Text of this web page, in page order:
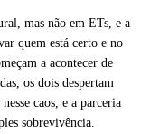
mas não em ETs, e a
quem está certo e no
a acontecer de
os dois despertam
caos, e a parceria
sobrevivência.